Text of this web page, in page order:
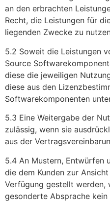
an den erbrachten
Recht, die Leistungen für
liegenden Zwecke zu
5.2 Soweit die Leistungen
Source
diese die jeweiligen
diese aus den
Softwarekomponenten
5.3 Eine Weitergabe der
zulässig, wenn sie
aus der
5.4 An Mustern, Entwürfen
die dem Kunden zur
Verfügung gestellt werden,
gesonderte Absprache